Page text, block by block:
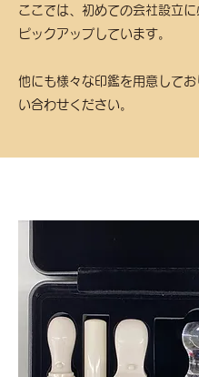
ここでは、初めての会社設立
ピックアップしています。
他にも様々な印鑑を用意してお
い合わせください。